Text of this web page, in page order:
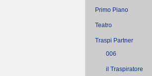
Primo Piano
Teatro
Traspi Partner
006
il Traspiratore